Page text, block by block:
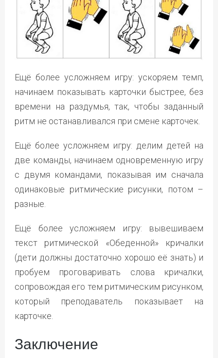
Ещё более усложняем игру: ускоряем темп,
начинаем показывать карточки быстрее, без
времени на раздумья, так, чтобы заданный
ритм не останавливался при смене карточек.
Ещё более усложняем игру: делим детей на
две команды, начинаем одновременную игру
с двумя командами, показывая им сначала
одинаковые ритмические рисунки, потом –
разные.
Ещё более усложняем игру: вывешиваем
текст ритмической «Обеденной» кричалки
(дети должны достаточно хорошо её знать) и
пробуем проговаривать слова кричалки,
сопровождая его тем ритмическим рисунком,
который преподаватель показывает на
карточке.
Заключение